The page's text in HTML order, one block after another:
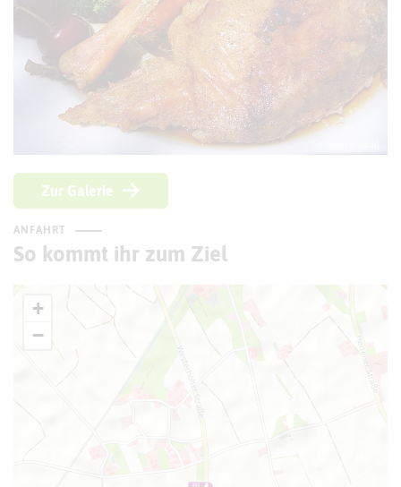
Zur Galerie
ANFAHRT
So kommt ihr zum Ziel
+
−